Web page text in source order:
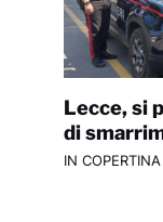
Lecce, si
di
IN COPERTINA